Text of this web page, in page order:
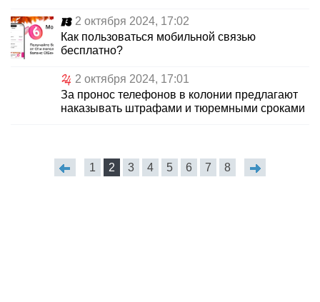
2 октября 2024, 17:02
Как пользоваться мобильной связью
бесплатно?
2 октября 2024, 17:01
За пронос телефонов в колонии предлагают
наказывать штрафами и тюремными сроками
1 2 3 4 5 6 7 8